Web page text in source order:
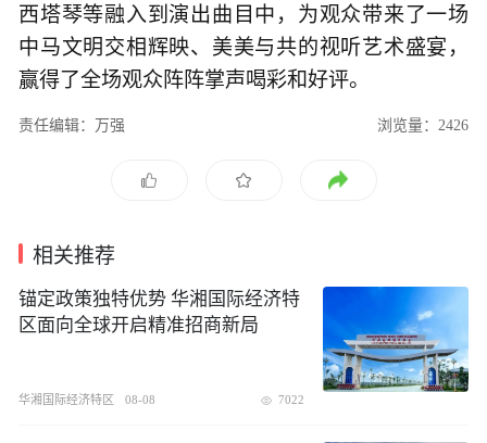
西塔琴等融入到演出曲目中，为观众带来了一场
中马文明交相辉映、美美与共的视听艺术盛宴，
赢得了全场观众阵阵掌声喝彩和好评。
责任编辑：万强 浏览量：2426
相关推荐
锚定政策独特优势 华湘国际经济特
区面向全球开启精准招商新局
华湘国际经济特区 08-08 7022